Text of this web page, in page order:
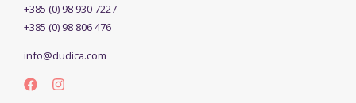
+385 (0) 98 930 7227
+385 (0) 98 806 476
info@dudica.com